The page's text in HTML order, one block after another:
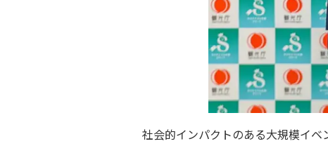
社会的インパクトのある大規模イベ